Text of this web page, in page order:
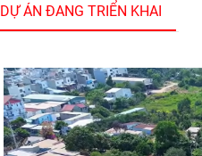
DỰ ÁN ĐANG TRIỂN KHAI